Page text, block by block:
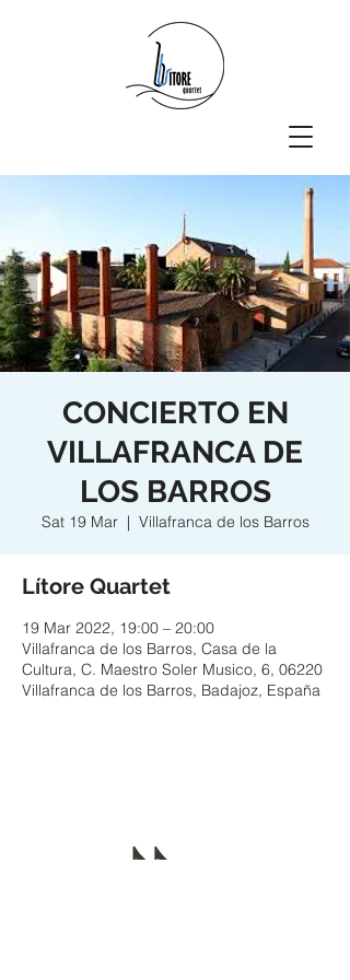
CONCIERTO EN
VILLAFRANCA DE
LOS BARROS
Sat 19 Mar
  |
Villafranca de los Barros
Lítore Quartet
19 Mar 2022, 19:00 – 20:00
Villafranca de los Barros, Casa de la
Cultura, C. Maestro Soler Musico, 6, 06220
Villafranca de los Barros, Badajoz, España